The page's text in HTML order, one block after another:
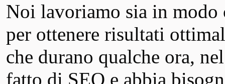
Noi lavoriamo sia in
per ottenere risultati
che durano qualche ora,
fatto di SEO e abbia